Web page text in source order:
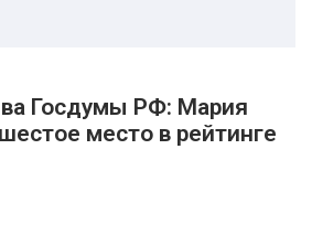
Госдумы РФ: Мария
место в рейтинге